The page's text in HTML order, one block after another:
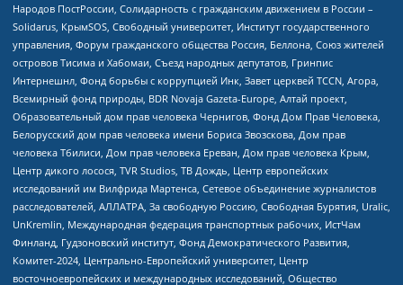
Народов ПостРоссии, Солидарность с гражданским движением в России –
Solidarus, КрымSOS, Свободный университет, Институт государственного
управления, Форум гражданского общества Россия, Беллона, Союз жителей
островов Тисима и Хабомаи, Съезд народных депутатов, Гринпис
Интернешнл, Фонд борьбы с коррупцией Инк, Завет церквей TCCN, Агора,
Всемирный фонд природы, BDR Novaja Gazeta-Europe, Алтай проект,
Образовательный дом прав человека Чернигов, Фонд Дом Прав Человека,
Белорусский дом прав человека имени Бориса Звозскова, Дом прав
человека Тбилиси, Дом прав человека Ереван, Дом прав человека Крым,
Центр дикого лосося, TVR Studios, ТВ Дождь, Центр европейских
исследований им Вилфрида Мартенса, Сетевое объединение журналистов
расследователей, АЛЛАТРА, За свободную Россию, Свободная Бурятия, Uralic,
UnKremlin, Международная федерация транспортных рабочих, ИстЧам
Финланд, Гудзоновский институт, Фонд Демократического Развития,
Комитет-2024, Центрально-Европейский университет, Центр
восточноевропейских и международных исследований, Общество